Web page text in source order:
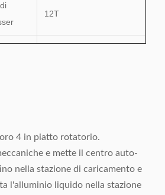
12T
di
injection-190mm/s lento,
injection-600mm/s
veloce
4 in piatto rotatorio.
e mette il centro auto-
nella stazione di caricamento e
l'alluminio liquido nella stazione